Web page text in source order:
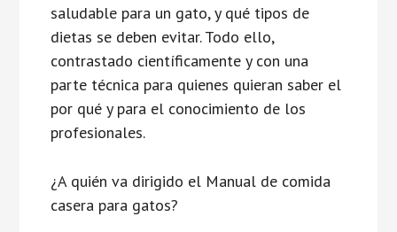
saludable para un gato, y qué tipos de
dietas se deben evitar. Todo ello,
contrastado científicamente y con una
parte técnica para quienes quieran saber el
por qué y para el conocimiento de los
profesionales.
¿A quién va dirigido el Manual de comida
casera para gatos?